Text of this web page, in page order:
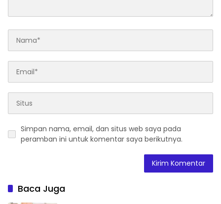
Simpan nama, email, dan situs web saya pada
peramban ini untuk komentar saya berikutnya.
Baca Juga